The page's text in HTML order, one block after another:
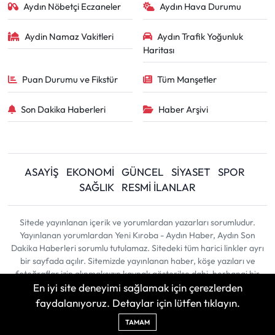
Aydın Nöbetçi Eczaneler Aydın Hava Durumu
Aydin Namaz Vakitleri
Aydın Trafik Yoğunluk
Haritası
Puan Durumu ve Fikstür Tüm Manşetler
Son Dakika Haberleri Haber Arşivi
ASAYİŞ EKONOMİ GÜNCEL SİYASET
SPOR
SAĞLIK
RESMİ İLANLAR
Sitede yayınlanan içerik ve yorumlardan yazarları sorumludur.
Yayınlanan yorumlardan Yeni Kıroba - Aydın Haber, Aydın Son
Dakika Haberleri sorumlu tutulamaz. Sitedeki tüm harici linkler ayrı
bir sayfada açılır. Sitemizde yayınlanan haber, köşe yazıları ve
fotoğraflar izin alınmaksızın kaynak gösterilse dahi, herhangi bir
ortamda kullanılamaz ve yayınlanamaz
| Copyright © 2026
En iyi site deneyimi sağlamak için çerezlerden
faydalanıyoruz. Detaylar için lütfen tıklayın.
TAMAM